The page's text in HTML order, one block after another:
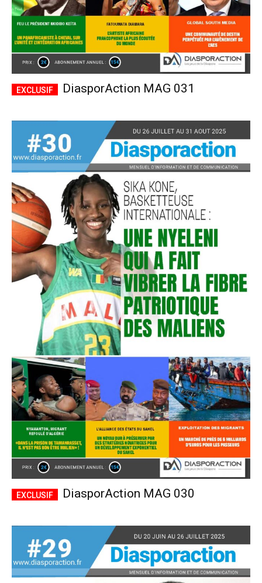
DiasporAction MAG 031
DiasporAction MAG 030